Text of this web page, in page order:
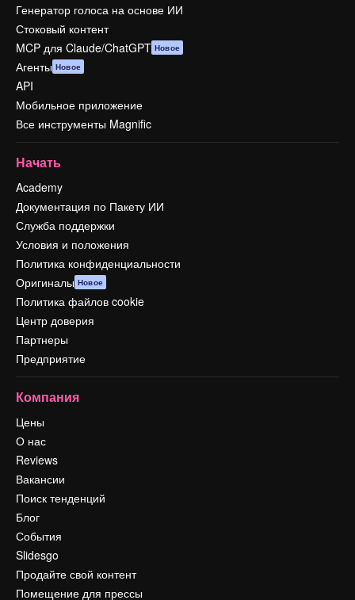
Генератор голоса на основе ИИ
Стоковый контент
MCP для Claude/ChatGPT Новое
Агенты Новое
API
Мобильное приложение
Все инструменты Magnific
Начать
Academy
Документация по Пакету ИИ
Служба поддержки
Условия и положения
Политика конфиденциальности
Оригиналы Новое
Политика файлов cookie
Центр доверия
Партнеры
Предприятие
Компания
Цены
О нас
Reviews
Вакансии
Поиск тенденций
Блог
События
Slidesgo
Продайте свой контент
Помещение для прессы